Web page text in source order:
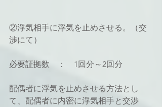
②浮気相手に浮気を止めさせる。（交
渉にて）
必要証拠数　：　1回分～2回分
配偶者に浮気を止めさせる方法とし
て、配偶者に内密に浮気相手と交渉